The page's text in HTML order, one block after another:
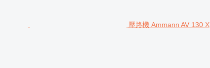
壓路機 Ammann AV 130 X